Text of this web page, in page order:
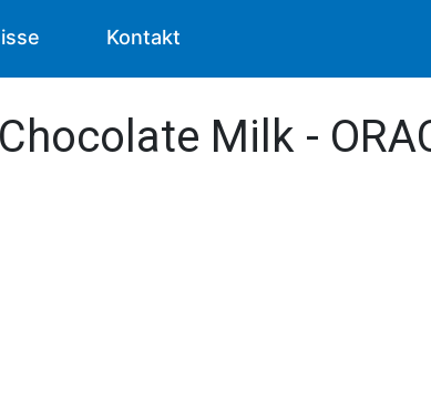
Kontakt
Milk -